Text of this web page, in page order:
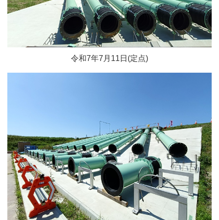
令和7年7月11日(定点)